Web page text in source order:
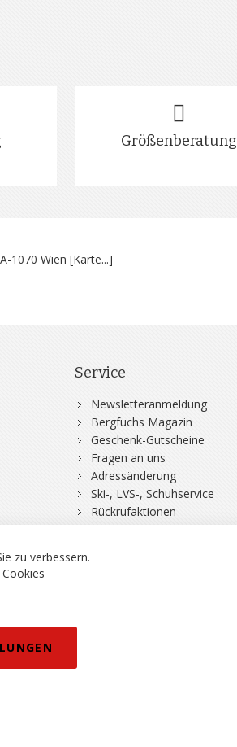
Größenberatung
1070 Wien [Karte...]
Service
Newsletteranmeldung
Bergfuchs Magazin
Geschenk-Gutscheine
Fragen an uns
Adressänderung
Ski-, LVS-, Schuhservice
Rückrufaktionen
DSV-Skiversicherung
vorbehalten.
zu verbessern.